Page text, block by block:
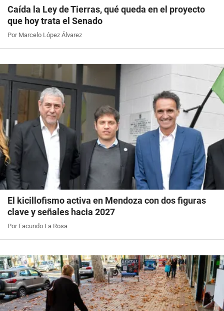
Caída la Ley de Tierras, qué queda en el proyecto
que hoy trata el Senado
Por Marcelo López Álvarez
El kicillofismo activa en Mendoza con dos figuras
clave y señales hacia 2027
Por Facundo La Rosa